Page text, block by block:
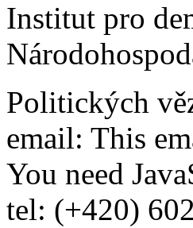
Institut pro
Politických
email: This
You need
tel: (+420)